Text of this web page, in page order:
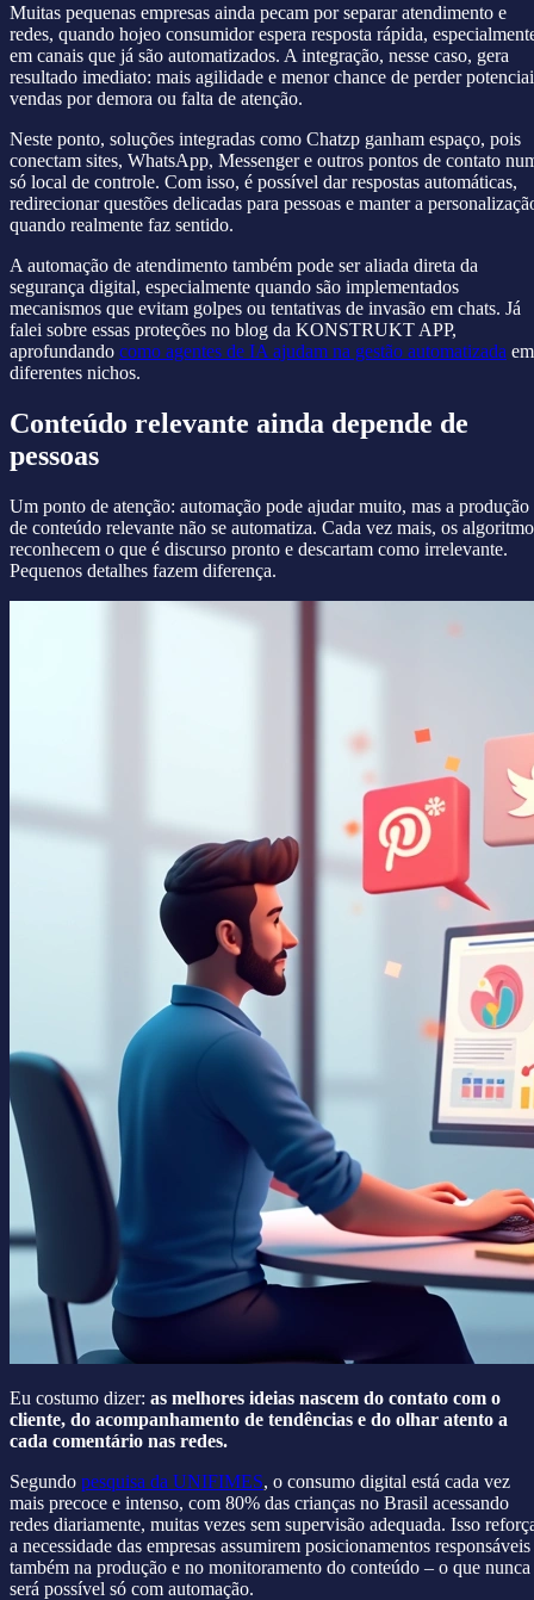
Muitas pequenas empresas ainda pecam por separar atendimento e
redes, quando hojeo consumidor espera resposta rápida,
em canais que já são automatizados. A integração, nesse caso, gera
resultado imediato: mais agilidade e menor chance de perder
vendas por demora ou falta de atenção.
Neste ponto, soluções integradas como Chatzp ganham espaço, pois
conectam sites, WhatsApp, Messenger e outros pontos de contato
só local de controle. Com isso, é possível dar respostas automáticas,
redirecionar questões delicadas para pessoas e manter a
quando realmente faz sentido.
A automação de atendimento também pode ser aliada direta da
segurança digital, especialmente quando são implementados
mecanismos que evitam golpes ou tentativas de invasão em chats. Já
falei sobre essas proteções no blog da KONSTRUKT APP,
aprofundando como agentes de IA ajudam na gestão automatizada em
diferentes nichos.
Conteúdo relevante ainda depende de
pessoas
Um ponto de atenção: automação pode ajudar muito, mas a produção
de conteúdo relevante não se automatiza. Cada vez mais, os
reconhecem o que é discurso pronto e descartam como irrelevante.
Pequenos detalhes fazem diferença.
Eu costumo dizer: as melhores ideias nascem do contato com o
cliente, do acompanhamento de tendências e do olhar atento a
cada comentário nas redes.
Segundo pesquisa da UNIFIMES, o consumo digital está cada vez
mais precoce e intenso, com 80% das crianças no Brasil acessando
redes diariamente, muitas vezes sem supervisão adequada. Isso
a necessidade das empresas assumirem posicionamentos responsáveis
também na produção e no monitoramento do conteúdo – o que nunca
será possível só com automação.